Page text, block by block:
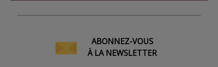
ABONNEZ-VOUS
À LA NEWSLETTER